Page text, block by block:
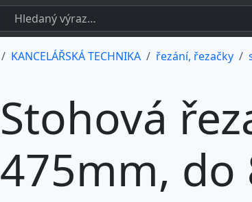
KANCELÁŘSKÁ TECHNIKA řezání, řezačky
Stohová
475mm, do